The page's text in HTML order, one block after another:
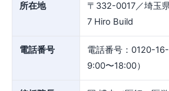
所在地
〒332-0017／埼玉
7 Hiro Build
電話番号
電話番号：0120-
9:00〜18:00）